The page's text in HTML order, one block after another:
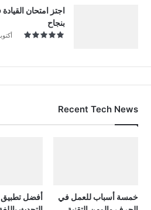
اجتز امتحان القيادة
بنجاح
أكتوبر
Recent Tech News
خمسة أسباب للعمل في
أفضل تطبيق